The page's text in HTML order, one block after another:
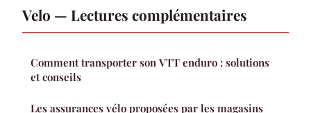
Velo — Lectures complémentaires
Comment transporter son VTT enduro : solutions
et conseils
Les assurances vélo proposées par les magasins